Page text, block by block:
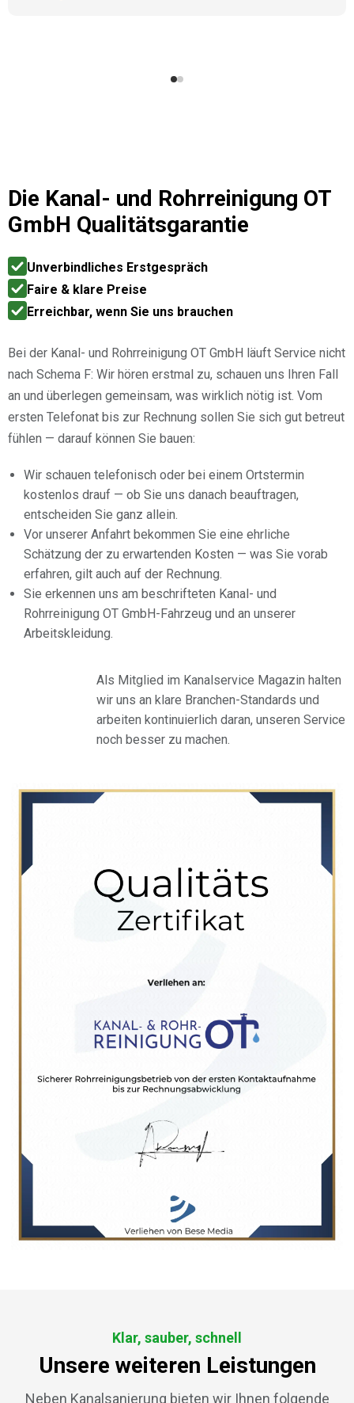
Die Kanal- und Rohrreinigung OT
GmbH Qualitätsgarantie
Unverbindliches Erstgespräch
Faire & klare Preise
Erreichbar, wenn Sie uns brauchen
Bei der Kanal- und Rohrreinigung OT GmbH läuft Service nicht
nach Schema F: Wir hören erstmal zu, schauen uns Ihren Fall
an und überlegen gemeinsam, was wirklich nötig ist. Vom
ersten Telefonat bis zur Rechnung sollen Sie sich gut betreut
fühlen — darauf können Sie bauen:
Wir schauen telefonisch oder bei einem Ortstermin
kostenlos drauf — ob Sie uns danach beauftragen,
entscheiden Sie ganz allein.
Vor unserer Anfahrt bekommen Sie eine ehrliche
Schätzung der zu erwartenden Kosten — was Sie vorab
erfahren, gilt auch auf der Rechnung.
Sie erkennen uns am beschrifteten Kanal- und
Rohrreinigung OT GmbH-Fahrzeug und an unserer
Arbeitskleidung.
Als Mitglied im Kanalservice Magazin halten
wir uns an klare Branchen-Standards und
arbeiten kontinuierlich daran, unseren Service
noch besser zu machen.
Klar, sauber, schnell
Unsere weiteren Leistungen
Neben Kanalsanierung bieten wir Ihnen folgende